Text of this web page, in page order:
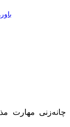
چانه‌زنی مهارت